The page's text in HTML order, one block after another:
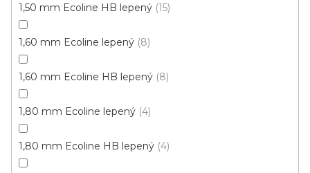
1,50 mm Ecoline HB lepený 15
1,60 mm Ecoline lepený 8
1,60 mm Ecoline HB lepený 8
1,80 mm Ecoline lepený 4
1,80 mm Ecoline HB lepený 4
Vinylová podlaha PALLADIUM 40 Grace Oak
GreigeDoprodej